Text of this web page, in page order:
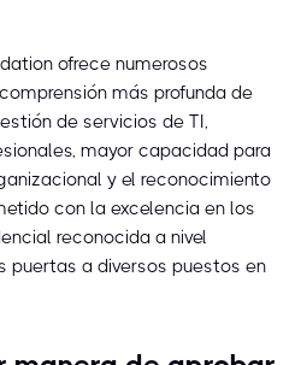
ofrece numerosos
más profunda de
de servicios de TI,
mayor capacidad para
y el reconocimiento
con la excelencia en los
reconocida a nivel
puertas a diversos puestos en